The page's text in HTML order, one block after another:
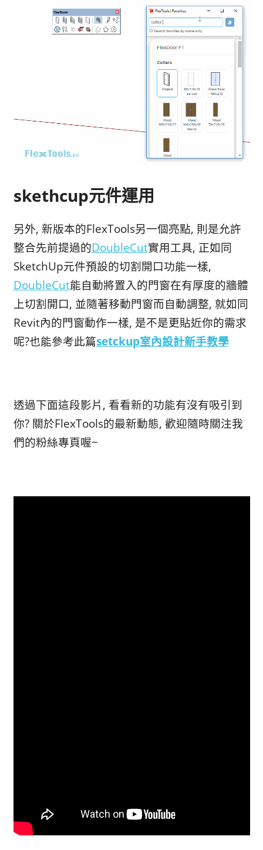
skethcup元件運用
另外, 新版本的FlexTools另一個亮點, 則是允許
整合先前提過的DoubleCut實用工具, 正如同
SketchUp元件預設的切割開口功能一樣,
DoubleCut能自動將置入的門窗在有厚度的牆體
上切割開口, 並隨著移動門窗而自動調整, 就如同
Revit內的門窗動作一樣, 是不是更貼近你的需求
呢?也能參考此篇setckup室內設計新手教學
透過下面這段影片, 看看新的功能有沒有吸引到
你? 關於FlexTools的最新動態, 歡迎隨時關注我
們的粉絲專頁喔~